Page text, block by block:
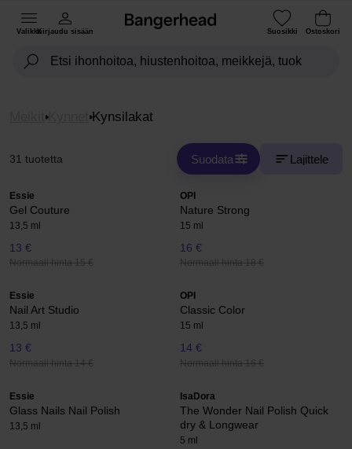
ValikkoKirjaudu sisään Suosikki Ostoskori
Kynnet Kynsilakat
31 tuotetta Suodata Lajittele
Essie
Gel Couture
13,5 ml
13 €
Normaali hinta 15 €
OPI
Nature Strong
15 ml
16 €
Normaali hinta 18 €
Essie
Nail Art Studio
13,5 ml
13 €
Normaali hinta 14 €
OPI
Classic Color
15 ml
14 €
Normaali hinta 16 €
Essie
Glass Nails Nail Polish
13,5 ml
IsaDora
The Wonder Nail Polish Quick
dry & Longwear
5 ml